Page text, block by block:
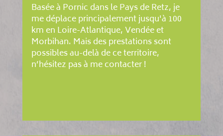
Basée à Pornic dans le Pays de Retz, je
me déplace principalement jusqu'à 100
km en Loire-Atlantique, Vendée et
Morbihan. Mais des prestations sont
possibles au-delà de ce territoire,
n’hésitez pas à me contacter !